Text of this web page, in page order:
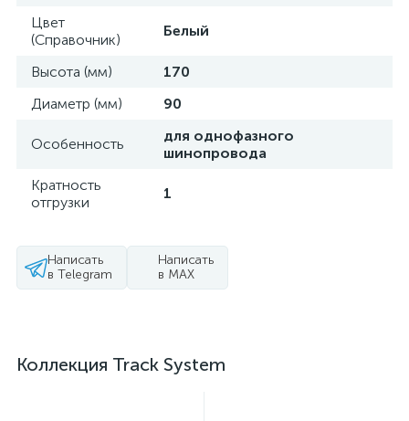
Цвет
(Справочник)
Белый
Высота (мм)
170
Диаметр (мм)
90
Особенность
для однофазного
шинопровода
Кратность
отгрузки
1
Написать
в Telegram
Написать
в MAX
Коллекция Track System